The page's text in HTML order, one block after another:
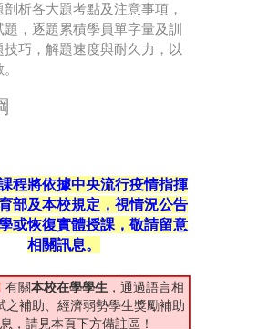
析各大題考點及注意事項，
，逐題累積學員單字量及訓
技巧，解題速度與耐久力，以
程將依據中央流行疫情指揮
部及本校規定，視情況公告
或恢復實體授課，敬請留意
相關訊息。
有關本校在學學生，通過語言相
之補助、經濟弱勢學生獎勵補助
，請見本頁下方備註區！